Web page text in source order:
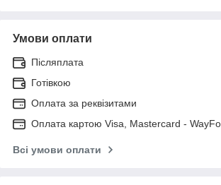
Умови оплати
Післяплата
Готівкою
Оплата за реквізитами
Оплата картою Visa, Mastercard -
Всі умови оплати